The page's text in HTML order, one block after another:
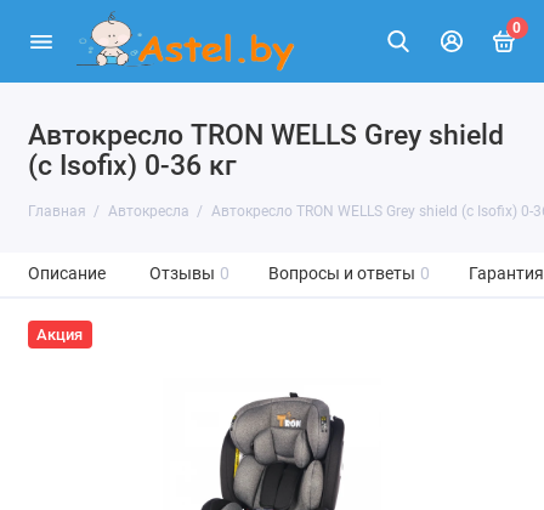
0
Автокресло TRON WELLS Grey shield
(с Isofix) 0-36 кг
Главная Автокресла Автокресло TRON WELLS Grey shield (с Isofix) 0-
Описание Отзывы 0 Вопросы и ответы 0 Гарантия
Акция